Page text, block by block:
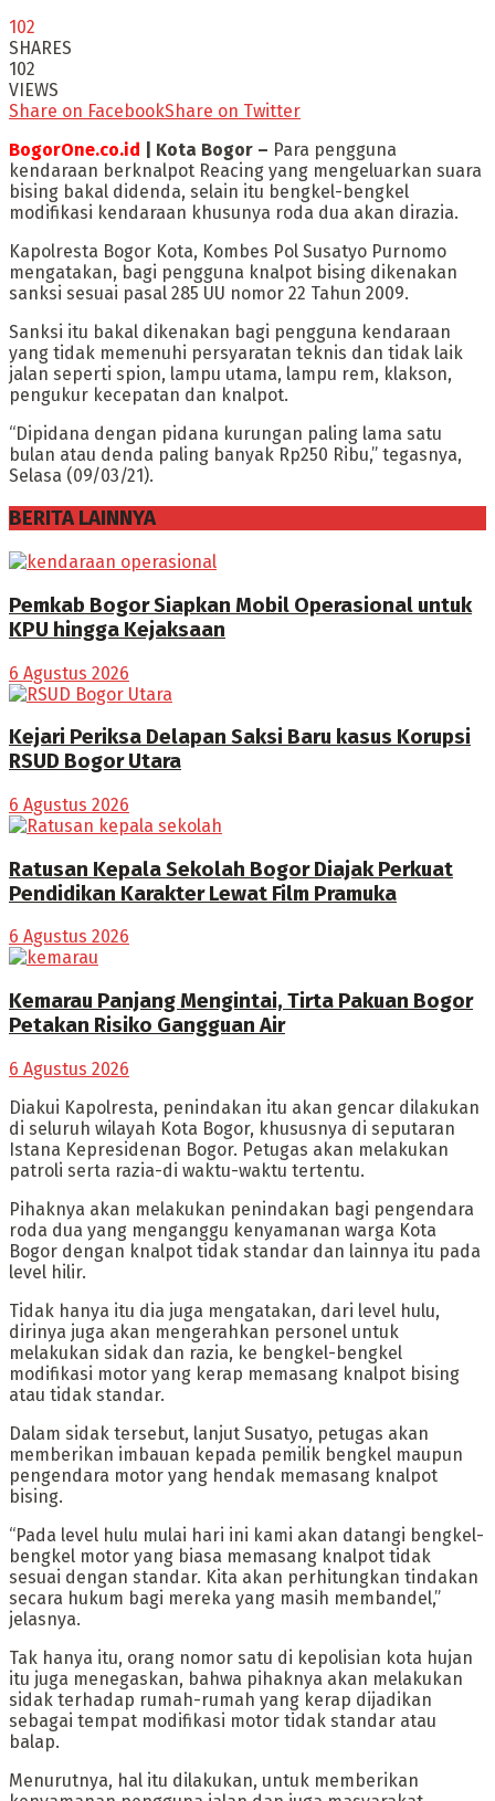
102
SHARES
102
VIEWS
Share on FacebookShare on Twitter
BogorOne.co.id | Kota Bogor – Para pengguna
kendaraan berknalpot Reacing yang mengeluarkan suara
bising bakal didenda, selain itu bengkel-bengkel
modifikasi kendaraan khusunya roda dua akan dirazia.
Kapolresta Bogor Kota, Kombes Pol Susatyo Purnomo
mengatakan, bagi pengguna knalpot bising dikenakan
sanksi sesuai pasal 285 UU nomor 22 Tahun 2009.
Sanksi itu bakal dikenakan bagi pengguna kendaraan
yang tidak memenuhi persyaratan teknis dan tidak laik
jalan seperti spion, lampu utama, lampu rem, klakson,
pengukur kecepatan dan knalpot.
“Dipidana dengan pidana kurungan paling lama satu
bulan atau denda paling banyak Rp250 Ribu,” tegasnya,
Selasa (09/03/21).
BERITA LAINNYA
Pemkab Bogor Siapkan Mobil Operasional untuk
KPU hingga Kejaksaan
6 Agustus 2026
Kejari Periksa Delapan Saksi Baru kasus Korupsi
RSUD Bogor Utara
6 Agustus 2026
Ratusan Kepala Sekolah Bogor Diajak Perkuat
Pendidikan Karakter Lewat Film Pramuka
6 Agustus 2026
Kemarau Panjang Mengintai, Tirta Pakuan Bogor
Petakan Risiko Gangguan Air
6 Agustus 2026
Diakui Kapolresta, penindakan itu akan gencar dilakukan
di seluruh wilayah Kota Bogor, khususnya di seputaran
Istana Kepresidenan Bogor. Petugas akan melakukan
patroli serta razia-di waktu-waktu tertentu.
Pihaknya akan melakukan penindakan bagi pengendara
roda dua yang menganggu kenyamanan warga Kota
Bogor dengan knalpot tidak standar dan lainnya itu pada
level hilir.
Tidak hanya itu dia juga mengatakan, dari level hulu,
dirinya juga akan mengerahkan personel untuk
melakukan sidak dan razia, ke bengkel-bengkel
modifikasi motor yang kerap memasang knalpot bising
atau tidak standar.
Dalam sidak tersebut, lanjut Susatyo, petugas akan
memberikan imbauan kepada pemilik bengkel maupun
pengendara motor yang hendak memasang knalpot
bising.
“Pada level hulu mulai hari ini kami akan datangi bengkel-
bengkel motor yang biasa memasang knalpot tidak
sesuai dengan standar. Kita akan perhitungkan tindakan
secara hukum bagi mereka yang masih membandel,”
jelasnya.
Tak hanya itu, orang nomor satu di kepolisian kota hujan
itu juga menegaskan, bahwa pihaknya akan melakukan
sidak terhadap rumah-rumah yang kerap dijadikan
sebagai tempat modifikasi motor tidak standar atau
balap.
Menurutnya, hal itu dilakukan, untuk memberikan